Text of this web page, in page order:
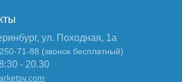
ул. Походная, 1а
71-88 (звонок бесплатный)
- 20.30